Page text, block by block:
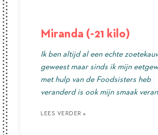
LEES VERDER »
LEES VERDER »
Miranda (-21 kilo)
Ik ben altijd al een echte
geweest maar sinds ik mijn
met hulp van de Foodsisters heb
veranderd is ook mijn smaak
LEES VERDER »